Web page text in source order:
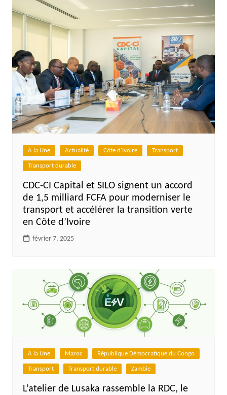
A la Une Actualité Côte d'Ivoire Transport
Transport durable
CDC-CI Capital et SILO signent un accord
de 1,5 milliard FCFA pour moderniser le
transport et accélérer la transition verte
en Côte d’Ivoire
février 7, 2025
A la Une Maroc République Démocratique du Congo
Transport Transport durable Zambie
L’atelier de Lusaka rassemble la RDC, le